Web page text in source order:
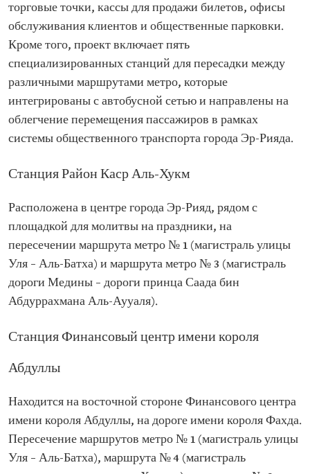
торговые точки, кассы для продажи билетов, офисы
обслуживания клиентов и общественные парковки.
Кроме того, проект включает пять
специализированных станций для пересадки между
различными маршрутами метро, которые
интегрированы с автобусной сетью и направлены на
облегчение перемещения пассажиров в рамках
системы общественного транспорта города Эр-Рияда.
Станция Район Каср Аль-Хукм
Расположена в центре города Эр-Рияд, рядом с
площадкой для молитвы на праздники, на
пересечении маршрута метро № 1 (магистраль улицы
Уля – Аль-Батха) и маршрута метро № 3 (магистраль
дороги Медины – дороги принца Саада бин
Абдуррахмана Аль-Аууаля).
Станция Финансовый центр имени короля
Абдуллы
Находится на восточной стороне Финансового центра
имени короля Абдуллы, на дороге имени короля Фахда.
Пересечение маршрутов метро № 1 (магистраль улицы
Уля – Аль-Батха), маршрута № 4 (магистраль